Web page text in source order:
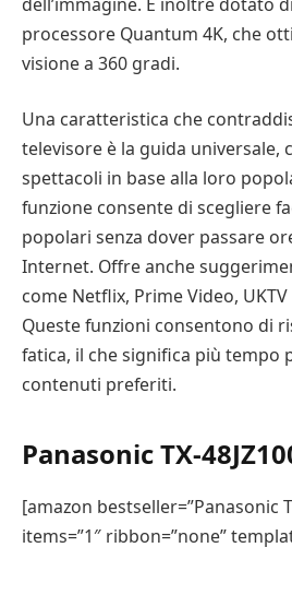
processore Quantum 4K, che
visione a 360 gradi.
Una caratteristica che
televisore è la guida universale,
spettacoli in base alla loro
funzione consente di scegliere
popolari senza dover passare
Internet. Offre anche
come Netflix, Prime Video,
Queste funzioni consentono di
fatica, il che significa più tempo
contenuti preferiti.
Panasonic TX-
[amazon bestseller=”Panasonic
items=”1″ ribbon=”none”